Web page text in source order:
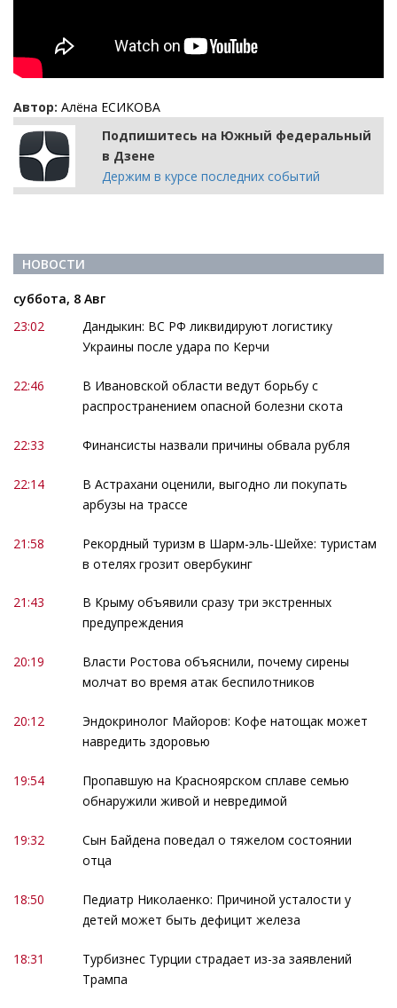
Автор: Алёна ЕСИКОВА
Подпишитесь на Южный федеральный
в Дзене
Держим в курсе последних событий
НОВОСТИ
суббота, 8 Авг
23:02
Дандыкин: ВС РФ ликвидируют логистику
Украины после удара по Керчи
22:46
В Ивановской области ведут борьбу с
распространением опасной болезни скота
22:33 Финансисты назвали причины обвала рубля
22:14
В Астрахани оценили, выгодно ли покупать
арбузы на трассе
21:58
Рекордный туризм в Шарм-эль-Шейхе: туристам
в отелях грозит овербукинг
21:43
В Крыму объявили сразу три экстренных
предупреждения
20:19
Власти Ростова объяснили, почему сирены
молчат во время атак беспилотников
20:12
Эндокринолог Майоров: Кофе натощак может
навредить здоровью
19:54
Пропавшую на Красноярском сплаве семью
обнаружили живой и невредимой
19:32
Сын Байдена поведал о тяжелом состоянии
отца
18:50
Педиатр Николаенко: Причиной усталости у
детей может быть дефицит железа
18:31
Турбизнес Турции страдает из-за заявлений
Трампа